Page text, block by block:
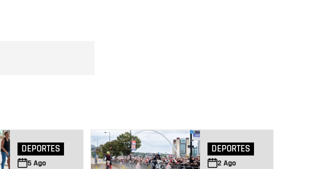
DEPORTES
5Ago
DEPORTES
2Ago